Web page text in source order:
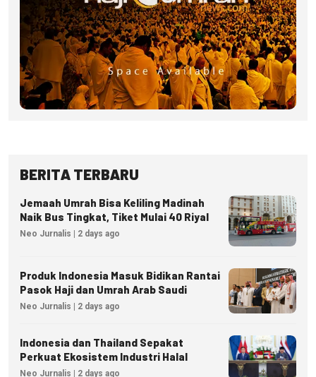
BERITA TERBARU
Jemaah Umrah Bisa Keliling Madinah
Naik Bus Tingkat, Tiket Mulai 40 Riyal
Neo Jurnalis | 2 days ago
Produk Indonesia Masuk Bidikan Rantai
Pasok Haji dan Umrah Arab Saudi
Neo Jurnalis | 2 days ago
Indonesia dan Thailand Sepakat
Perkuat Ekosistem Industri Halal
Neo Jurnalis | 2 days ago